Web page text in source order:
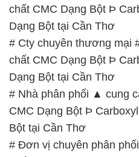
chất CMC Dạng Bột Þ
Dạng Bột tại Cần Thơ
# Cty chuyên thương mại
chất CMC Dạng Bột Þ
Dạng Bột tại Cần Thơ
# Nhà phân phối ▲ cung
CMC Dạng Bột Þ
Bột tại Cần Thơ
# Đơn vị chuyên phân